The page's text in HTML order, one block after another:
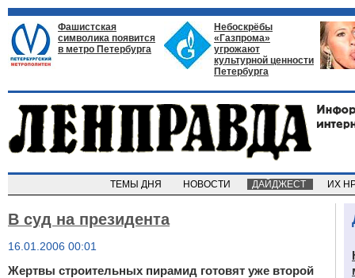
Фашистская
символика появится
в метро Петербурга
Небоскрёбы
«Газпрома»
угрожают
культурной ценности
Петербурга
ТЕМЫ ДНЯ НОВОСТИ ДАЙДЖЕСТ ИХ
В суд на президента
16.01.2006 00:01
Жертвы строительных пирамид готовят уже второй